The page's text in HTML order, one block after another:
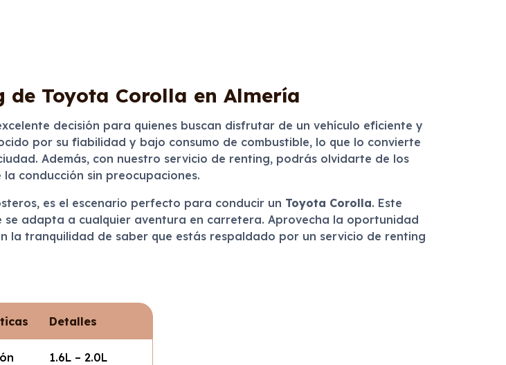
de Toyota Corolla en Almería
decisión para quienes buscan disfrutar de un vehículo eficiente y
por su fiabilidad y bajo consumo de combustible, lo que lo convierte
Además, con nuestro servicio de renting, podrás olvidarte de los
conducción sin preocupaciones.
es el escenario perfecto para conducir un Toyota Corolla. Este
adapta a cualquier aventura en carretera. Aprovecha la oportunidad
la tranquilidad de saber que estás respaldado por un servicio de renting
Detalles
1.6L – 2.0L